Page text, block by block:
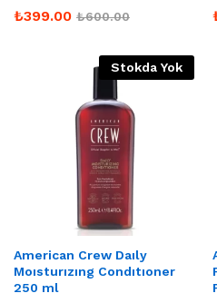
₺399.00 ₺600.00
Stokda Yok
American Crew Daıly
Moısturızıng Condıtıoner
250 ml